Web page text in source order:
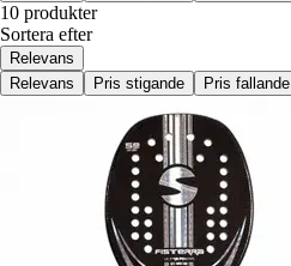
10 produkter
Sortera efter
Relevans
Relevans
Pris stigande Pris fallande